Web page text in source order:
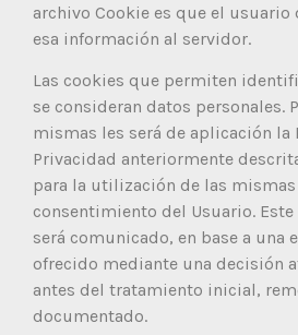
archivo Cookie es que el usuario
esa información al servidor.
Las cookies que permiten
se consideran datos personales.
mismas les será de aplicación la
Privacidad anteriormente
para la utilización de las mismas
consentimiento del Usuario.
será comunicado, en base a una
ofrecido mediante una decisión
antes del tratamiento inicial,
documentado.